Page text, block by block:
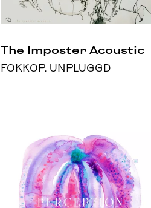
The Imposter Acoustic
FOKKOP. UNPLUGGD